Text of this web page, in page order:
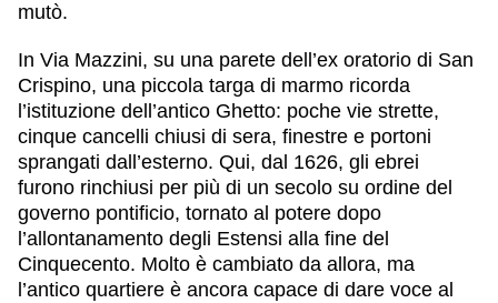
mutò.
In Via Mazzini, su una parete dell’ex oratorio di San
Crispino, una piccola targa di marmo ricorda
l’istituzione dell’antico Ghetto: poche vie strette,
cinque cancelli chiusi di sera, finestre e portoni
sprangati dall’esterno. Qui, dal 1626, gli ebrei
furono rinchiusi per più di un secolo su ordine del
governo pontificio, tornato al potere dopo
l’allontanamento degli Estensi alla fine del
Cinquecento. Molto è cambiato da allora, ma
l’antico quartiere è ancora capace di dare voce al